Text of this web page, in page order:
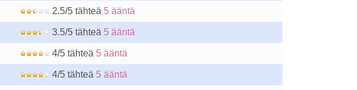
2.5/5 tähteä 5 ääntä
3.5/5 tähteä 5 ääntä
4/5 tähteä 5 ääntä
4/5 tähteä 5 ääntä